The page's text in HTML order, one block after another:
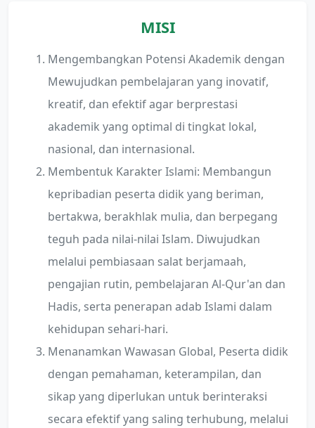
MISI
Mengembangkan Potensi Akademik dengan
Mewujudkan pembelajaran yang inovatif,
kreatif, dan efektif agar berprestasi
akademik yang optimal di tingkat lokal,
nasional, dan internasional.
Membentuk Karakter Islami: Membangun
kepribadian peserta didik yang beriman,
bertakwa, berakhlak mulia, dan berpegang
teguh pada nilai-nilai Islam. Diwujudkan
melalui pembiasaan salat berjamaah,
pengajian rutin, pembelajaran Al-Qur'an dan
Hadis, serta penerapan adab Islami dalam
kehidupan sehari-hari.
Menanamkan Wawasan Global, Peserta didik
dengan pemahaman, keterampilan, dan
sikap yang diperlukan untuk berinteraksi
secara efektif yang saling terhubung, melalui